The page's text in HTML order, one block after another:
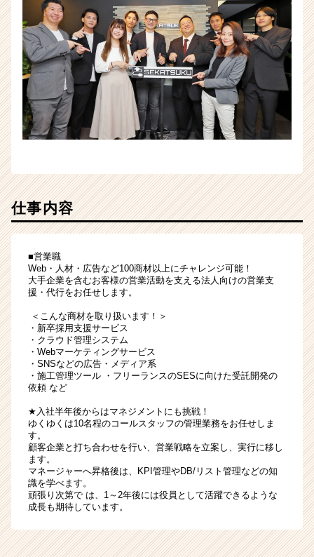
就
活
サ
イ
ト
リ
仕事内容
■営業職
Web・人材・広告など100商材以上にチャレンジ可能！
大手企業を含むお客様の営業活動を支える法人向けの営業支
援・代行をお任せします。
＜こんな商材を取り扱います！＞
・新卒採用支援サービス
・クラウド管理システム
・Webマーケティングサービス
・SNSなどの広告・メディア系
・施工管理ツール ・フリーランスのSESに向けた受託開発の
依頼 など
★入社半年後からはマネジメントにも挑戦！
ゆくゆくは10名程のコールスタッフの管理業務をお任せしま
す。
顧客企業と打ち合わせを行い、営業戦略を立案し、実行に移し
ます。
マネージャーへ昇格後は、KPI管理やDB/リスト管理などの知
識を学べます。
頑張り次第で は、1～2年後には役員として活躍できるような
成長も期待しています。